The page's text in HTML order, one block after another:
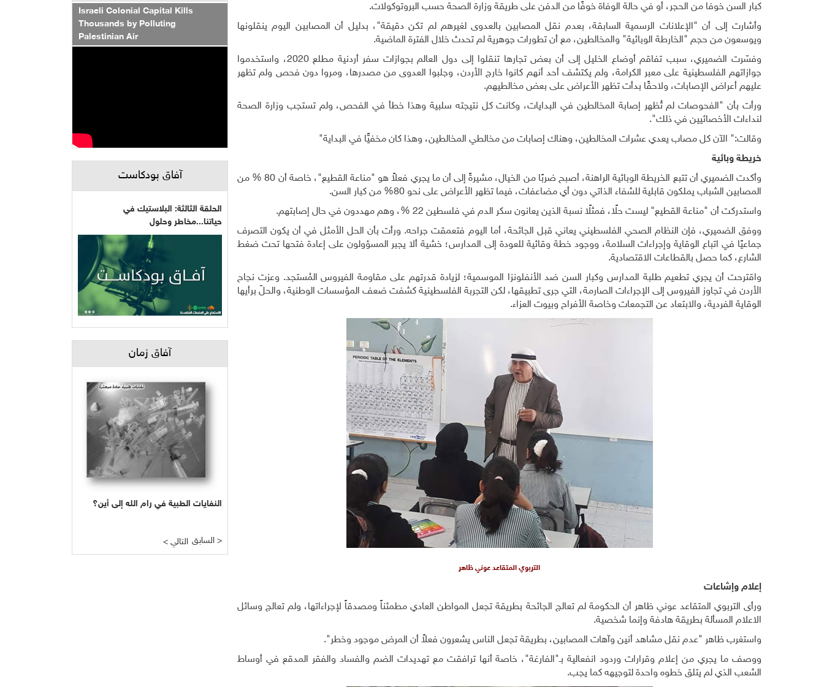
كبار السن خوفا من الحجر، أو في حالة الوفاة خوفًا من الدفن على طريقة وزارة الصحة حسب البروتوكولات.
وأشارت إلى أن "الإعلانات الرسمية السابقة، بعدم نقل المصابين بالعدوى لغيرهم لم تكن دقيقة"، بدليل أن المصابين اليوم ينقلونها
ويوسعون من حجم "الخارطة الوبائية" والمخالطين، مع أن تطورات جوهرية لم تحدث خلال الفترة الماضية.
وفسّرت الضميري، سبب تفاقم أوضاع الخليل إلى أن بعض تجارها تنقلوا إلى دول العالم بجوازات سفر أردنية مطلع 2020، واستخدموا
جوازاتهم الفلسطينية على معبر الكرامة، ولم يكتشف أحد أنهم كانوا خارج الأردن، وجلبوا العدوى من مصدرها، ومروا دون فحص ولم تظهر
عليهم أعراض الإصابات، ولاحقًا بدأت تظهر الأعراض على بعض مخالطيهم.
ورأت بأن "الفحوصات لم تُظهر إصابة المخالطين في البدايات، وكانت كل نتيجته سلبية وهذا خطأ في الفحص، ولم تستجب وزارة الصحة
لنداءات الأخصائيين في ذلك".
وقالت:" الآن كل مصاب يعدي عشرات المخالطين، وهناك إصابات من مخالطي المخالطين، وهذا كان مخفيًّا في البداية"
خريطة وبائية
وأكدت الضميري أن تتبع الخريطة الوبائية الراهنة، أصبح ضربًا من الخيال، مشيرةً إلى أن ما يجري فعلاً هو "مناعة القطيع"، خاصة أن 80 % من
المصابين الشباب يملكون قابلية للشفاء الذاتي دون أي مضاعفات، فيما تظهر الأعراض على نحو 80% من كبار السن.
واستدركت أن "مناعة القطيع" ليست حلًا، فمثلًا نسبة الذين يعانون سكر الدم في فلسطين 22 %، وهم مهددون في حال إصابتهم.
ووفق الضميري، فإن النظام الصحي الفلسطيني يعاني قبل الجائحة، أما اليوم فتعمقت جراحه. ورأت بأن الحل الأمثل في أن يكون التصرف
جماعيًا في اتباع الوقاية وإجراءات السلامة، ووجود خطة وقائية للعودة إلى المدارس؛ خشية ألا يجبر المسؤولون على إعادة فتحها تحت ضغط
الشارع، كما حصل بالقطاعات الاقتصادية.
واقترحت أن يجري تطعيم طلبة المدارس وكبار السن ضد الأنفلونزا الموسمية؛ لزيادة قدرتهم على مقاومة الفيروس المُستجد. وعزت نجاح
الأردن في تجاوز الفيروس إلى الإجراءات الصارمة، التي جرى تطبيقها، لكن التجربة الفلسطينية كشفت ضعف المؤسسات الوطنية، والحلّ برأيها
الوقاية الفردية، والابتعاد عن التجمعات وخاصة الأفراح وبيوت العزاء.
التربوي المتقاعد عوني ظاهر
إعلام وإشاعات
ورأى التربوي المتقاعد عوني ظاهر أن الحكومة لم تعالج الجائحة بطريقة تجعل المواطن العادي مطمئناً ومصدقاً لإجراءاتها، ولم تعالج وسائل
الاعلام المسألة بطريقة هادفة وإنما شخصية.
واستغرب ظاهر "عدم نقل مشاهد أنين وآهات المصابين، بطريقة تجعل الناس يشعرون فعلاً أن المرض موجود وخطر".
ووصف ما يجري من إعلام وقرارات وردود انفعالية بـ"الفارغة"، خاصة أنها ترافقت مع تهديدات الضم والفساد والفقر المدقع في أوساط
الشعب الذي لم يتلق خطوه واحدة لتوجيهه كما يجب.
Israeli Colonial Capital Kills
Thousands by Polluting
Palestinian Air
آفاق بودكاست
الحلقة الثالثة: البلاستيك في
حياتنا...مخاطر وحلول
آفاق زمان
النفايات الطبية في رام الله إلى أين؟
< التالي السابق >